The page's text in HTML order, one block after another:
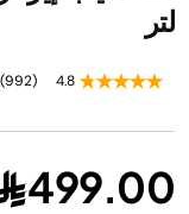
لتر
4.8
(992)
499.00